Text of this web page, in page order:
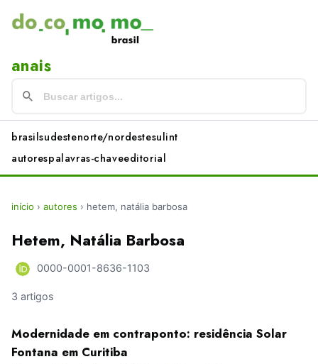
anais
brasilsudestenorte/nordestesulint
autorespalavras-chaveeditorial
início › autores › hetem, natália barbosa
Hetem, Natália Barbosa
0000-0001-8636-1103
3 artigos
Modernidade em contraponto: residência Solar
Fontana em Curitiba